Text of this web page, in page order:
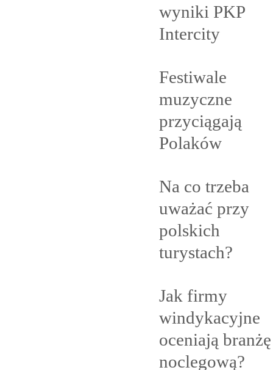
wyniki PKP
Intercity
Festiwale
muzyczne
przyciągają
Polaków
Na co trzeba
uważać przy
polskich
turystach?
Jak firmy
windykacyjne
oceniają branżę
noclegową?